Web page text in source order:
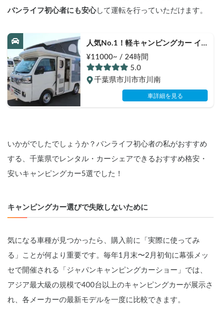
バンライフ初心者にも安心して運転を行っていただけます。
人気No.1！軽キャンピングカー イ
ンディ108
¥11000~ / 24時間
5.0
千葉県市川市市川南
車詳細を見る
いかがでしたでしょうか？バンライフ初心者の私がおすすめ
する、千葉県でレンタル・カーシェアできるおすすめ格安・
安いキャンピングカー5選でした！
キャンピングカー選びで失敗しないために
気になる車種が見つかったら、購入前に「実際に使ってみ
る」ことが何より重要です。毎年1月末〜2月初旬に幕張メッ
セで開催される「ジャパンキャンピングカーショー」では、
アジア最大級の規模で400台以上のキャンピングカーが展示さ
れ、各メーカーの最新モデルを一度に比較できます。